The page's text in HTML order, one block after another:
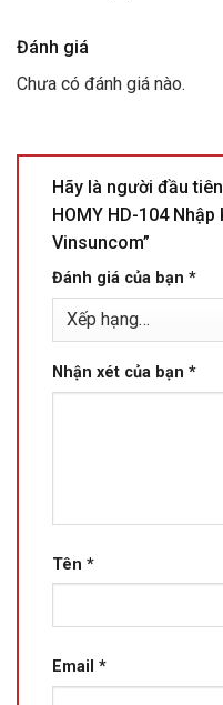
Đánh giá
Chưa có đánh giá nào.
Hãy là người đầu
HOMY HD-104
Vinsuncom”
Đánh giá của bạn *
Nhận xét của bạn *
Tên *
Email *